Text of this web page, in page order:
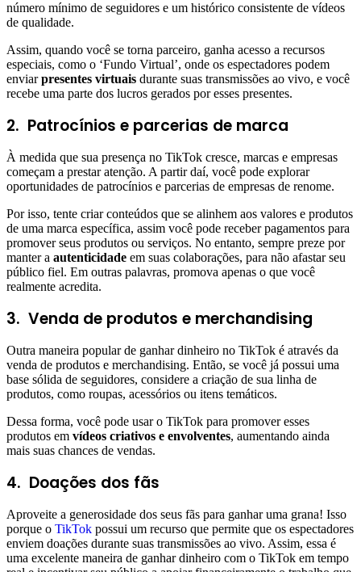
número mínimo de seguidores e um histórico consistente de vídeos
de qualidade.
Assim, quando você se torna parceiro, ganha acesso a recursos
especiais, como o ‘Fundo Virtual’, onde os espectadores podem
enviarpresentes virtuais durante suas transmissões ao vivo, e você
recebe uma parte dos lucros gerados por esses presentes.
2. Patrocínios e parcerias de marca
À medida que sua presença no TikTok cresce, marcas e empresas
começam a prestar atenção. A partir daí, você pode explorar
oportunidades de patrocínios e parcerias de empresas de renome.
Por isso, tente criar conteúdos que se alinhem aos valores e produtos
de uma marca específica, assim você pode receber pagamentos para
promover seus produtos ou serviços. No entanto, sempre preze por
manter a autenticidade em suas colaborações, para não afastar seu
público fiel. Em outras palavras, promova apenas o que você
realmente acredita.
3. Venda de produtos e merchandising
Outra maneira popular de ganhar dinheiro no TikTok é através da
venda de produtos e merchandising. Então, se você já possui uma
base sólida de seguidores, considere a criação de sua linha de
produtos, como roupas, acessórios ou itens temáticos.
Dessa forma, você pode usar o TikTok para promover esses
produtos em vídeos criativos e envolventes, aumentando ainda
mais suas chances de vendas.
4. Doações dos fãs
Aproveite a generosidade dos seus fãs para ganhar uma grana! Isso
porque o TikTok possui um recurso que permite que os espectadores
enviem doações durante suas transmissões ao vivo. Assim, essa é
uma excelente maneira de ganhar dinheiro com o TikTok em tempo